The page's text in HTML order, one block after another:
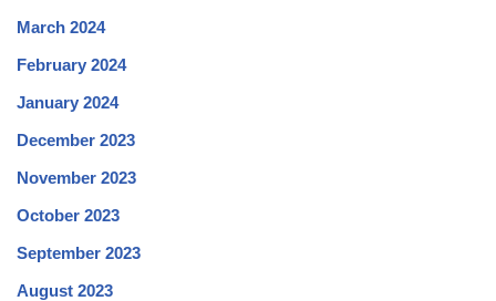
March 2024
February 2024
January 2024
December 2023
November 2023
October 2023
September 2023
August 2023